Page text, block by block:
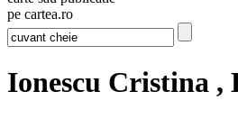
pe cartea.ro
Ionescu Cristina